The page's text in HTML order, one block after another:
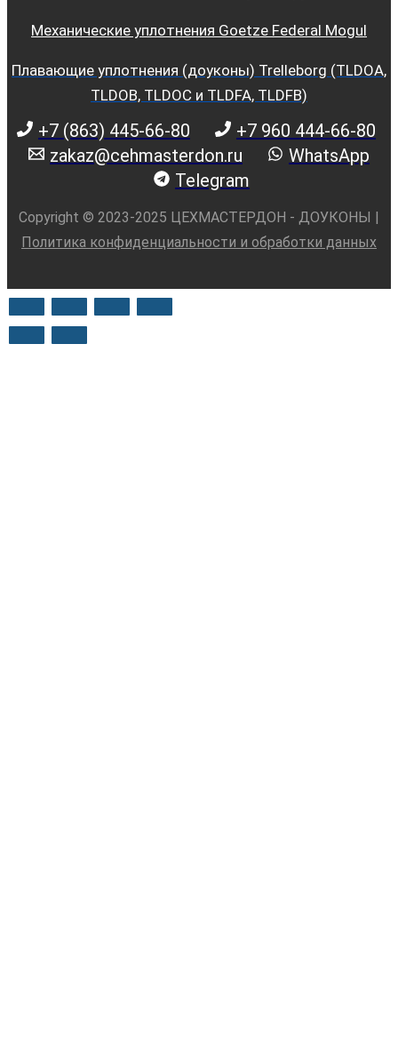
Механические уплотнения Goetze Federal Mogul
Плавающие уплотнения (доуконы) Trelleborg (TLDOA,
TLDOB, TLDOC и TLDFA, TLDFB)
+7 (863) 445-66-80
+7 960 444-66-80
zakaz@cehmasterdon.ru
WhatsApp
Telegram
Copyright © 2023-2025 ЦЕХМАСТЕРДОН - ДОУКОНЫ |
Политика конфиденциальности и обработки данных